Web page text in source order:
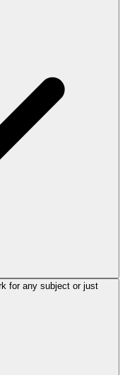
for any subject or just